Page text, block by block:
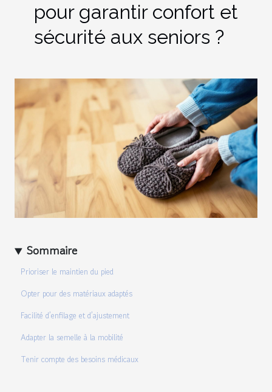
pour garantir confort et
sécurité aux seniors ?
Sommaire
Prioriser le maintien du pied
Opter pour des matériaux adaptés
Facilité d’enfilage et d’ajustement
Adapter la semelle à la mobilité
Tenir compte des besoins médicaux